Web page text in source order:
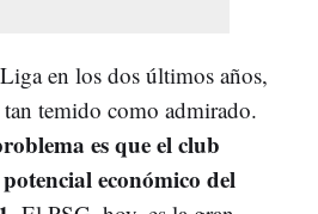
en los dos últimos años,
temido como admirado.
es que el club
económico del